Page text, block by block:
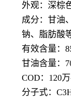
外观：深棕
成分：甘油
钠、脂肪酸
有效含量：
甘油含量：
COD：120
分子式：